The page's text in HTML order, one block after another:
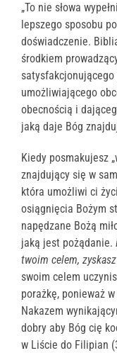
„To nie słowa
lepszego sposobu
doświadczenie.
środkiem
umożliwiającego
obecnością i
jaką daje Bóg
Kiedy posmakujesz
znajdujący się w
która umożliwi ci
osiągnięcia Bożym
napędzane Bożą
jaką jest pożądanie.
twoim celem,
swoim celem
porażkę, ponieważ
Nakazem
dobry aby Bóg cię
w Liście do Filipian